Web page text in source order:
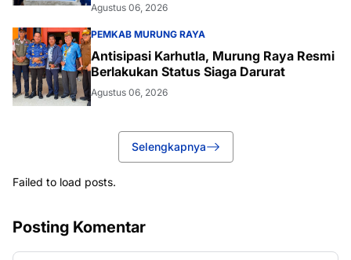
Agustus 06, 2026
PEMKAB MURUNG RAYA
Antisipasi Karhutla, Murung Raya Resmi
Berlakukan Status Siaga Darurat
Agustus 06, 2026
Selengkapnya
Failed to load posts.
Posting Komentar